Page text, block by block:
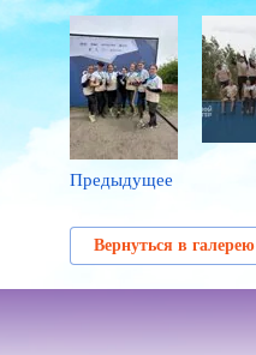
Предыдущее
Вернуться в галерею